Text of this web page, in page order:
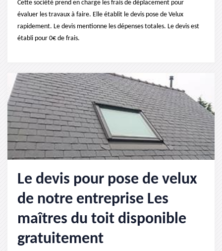
Cette société prend en charge les frais de déplacement pour
évaluer les travaux à faire. Elle établit le devis pose de Velux
rapidement. Le devis mentionne les dépenses totales. Le devis est
établi pour 0€ de frais.
Le devis pour pose de velux
de notre entreprise Les
maîtres du toit disponible
gratuitement